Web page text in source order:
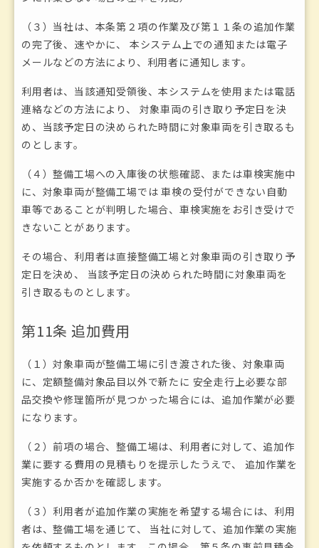
（３）当社は、本条第２項の作業及び第１１条の追加作業
の完了後、速やかに、 本システム上での通知または電子
メールなどの方法により、利用者に通知します。
利用者は、当該通知受領後、本システムを使用または電話
連絡などの方法により、 対象車両の引き取り予定日を決
め、当該予定日の決められた時間に対象車両を引き取るも
のとします。
（４）整備工場への入庫後の状態確認、または車検実施中
に、対象車両が整備工場では 車検の受付ができない自動
車等であることが判明した場合、車検実施をお引き受けで
きないことがあります。
その場合、利用者は直接整備工場と対象車両の引き取り予
定日を決め、 当該予定日の決められた時間に対象車両を
引き取るものとします。
第11条 追加費用
（１）対象車両が整備工場に引き渡された後、対象車両
に、定額整備対象品目以外で新たに 安全走行上必要な部
品交換や修理箇所が見つかった場合には、追加作業が必要
になります。
（２）前項の場合、整備工場は、利用者に対して、追加作
業に要する費用の見積もりを提示したうえで、 追加作業を
実施するか否かを確認します。
（３）利用者が追加作業の実施を希望する場合には、利用
者は、整備工場を通じて、 当社に対して、追加作業の実施